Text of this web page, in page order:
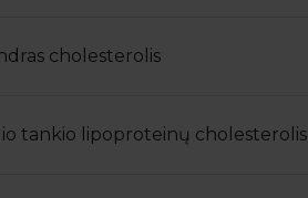
cholesterolis
tankio lipoproteinų cholesterolis